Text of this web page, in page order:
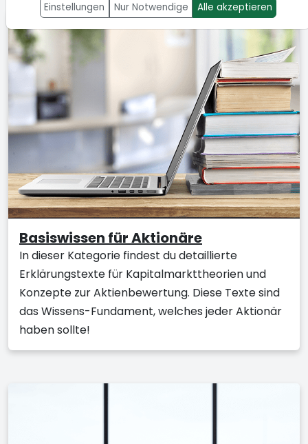
Basiswissen für Aktionäre
In dieser Kategorie findest du detaillierte
Erklärungstexte für Kapitalmarkttheorien und
Konzepte zur Aktienbewertung. Diese Texte sind
das Wissens-Fundament, welches jeder Aktionär
haben sollte!
Einstellungen Nur Notwendige Alle akzeptieren